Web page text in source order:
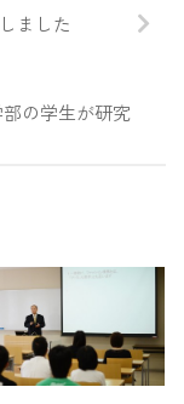
ました
の学生が研究